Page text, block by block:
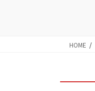
HOME